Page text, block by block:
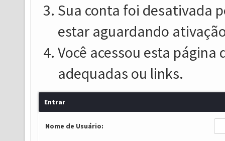
Sua conta foi desativada
estar aguardando
Você acessou esta
adequadas ou links.
Entrar
Nome de Usuário: